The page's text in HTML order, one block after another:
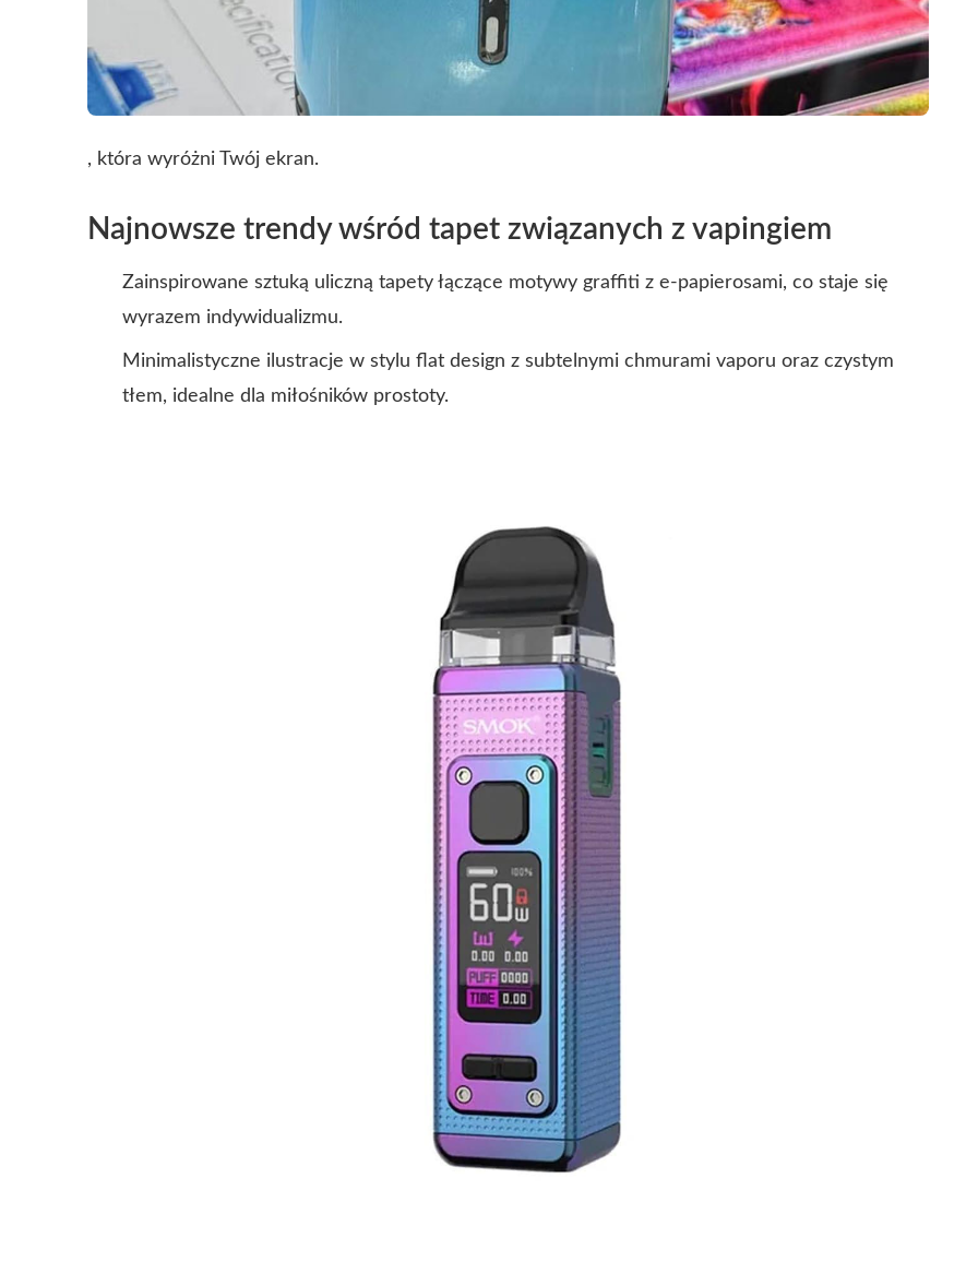
, która wyróżni Twój ekran.
Najnowsze trendy wśród tapet związanych z vapingiem
Zainspirowane sztuką uliczną tapety łączące motywy graffiti z e-papierosami, co staje się
wyrazem indywidualizmu.
Minimalistyczne ilustracje w stylu flat design z subtelnymi chmurami vaporu oraz czystym
tłem, idealne dla miłośników prostoty.